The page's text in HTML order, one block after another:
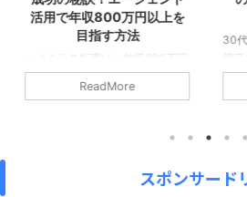
活用で年収800万円以上を
目指す方法
ハイクラス転職は、年収800万円
以上の高年収を目指す転職を指し
ます。そのため、専門性の高い知
活用方法、求められる専門性やマ
ネジメント経験などについて詳し
ReadMore
30
節
挑戦
性
は
スポンサード